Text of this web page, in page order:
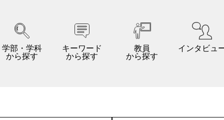
学部・学科
から探す
キーワード
から探す
教員
から探す
インタビュ